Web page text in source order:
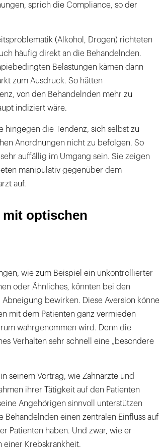
sprich die Compliance, so der
(Alkohol, Drogen) richteten
häufig direkt an die Behandelnden.
Belastungen kämen dann
zum Ausdruck. So hätten
von den Behandelnden mehr zu
indiziert wäre.
hingegen die Tendenz, sich selbst zu
Anordnungen nicht zu befolgen. So
auffällig im Umgang sein. Sie zeigen
manipulativ gegenüber dem
auf.
mit optischen
wie zum Beispiel ein unkontrollierter
oder Ähnliches, könnten bei den
bewirken. Diese Aversion könne
mit dem Patienten ganz vermieden
wahrgenommen wird. Denn die
Verhalten sehr schnell eine „besondere
seinem Vortrag, wie Zahnärzte und
ihrer Tätigkeit auf den Patienten
Angehörigen sinnvoll unterstützen
Behandelnden einen zentralen Einfluss auf
Patienten haben. Und zwar, wie er
einer Krebskrankheit.